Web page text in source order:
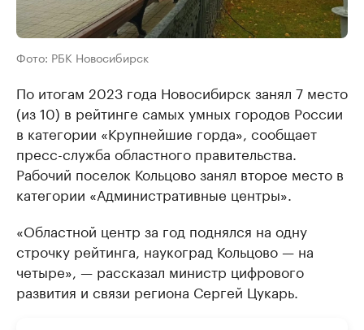
Фото: РБК Новосибирск
По итогам 2023 года Новосибирск занял 7 место
(из 10) в рейтинге самых умных городов России
в категории «Крупнейшие горда», сообщает
пресс-служба областного правительства.
Рабочий поселок Кольцово занял второе место в
категории «Административные центры».
«Областной центр за год поднялся на одну
строчку рейтинга, наукоград Кольцово — на
четыре», — рассказал министр цифрового
развития и связи региона Сергей Цукарь.